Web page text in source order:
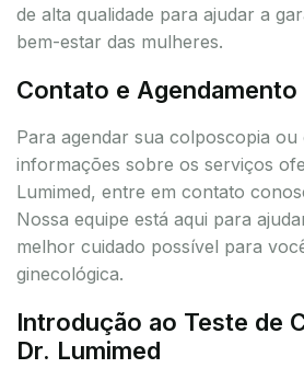
de alta qualidade para ajudar a
bem-estar das mulheres.
Contato e Agendamento
Para agendar sua colposcopia ou
informações sobre os serviços
Lumimed, entre em contato
Nossa equipe está aqui para
melhor cuidado possível para
ginecológica.
Introdução ao Teste de
Dr. Lumimed